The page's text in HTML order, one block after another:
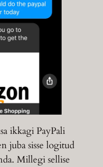
ikkagi PayPali
juba sisse logitud
Millegi sellise